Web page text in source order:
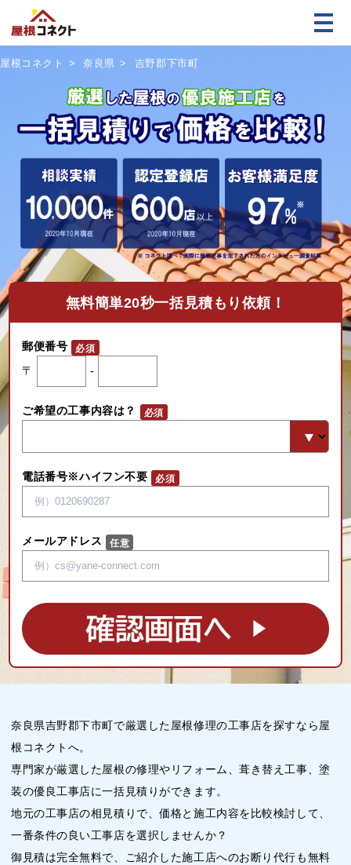
屋根コネクト 奈良県 吉野郡下市町
無料簡単20秒一括見積もり依頼！
郵便番号
〒
-
ご希望の工事内容は？
電話番号※ハイフン不要
メールアドレス
奈良県吉野郡下市町で厳選した屋根修理の工事店を探すなら屋
根コネクトへ。
専門家が厳選した屋根の修理やリフォーム、葺き替え工事、塗
装の優良工事店に一括見積りができます。
地元の工事店の相見積りで、価格と施工内容を比較検討して、
一番条件の良い工事店を選択しませんか？
御見積は完全無料で、ご紹介した施工店へのお断り代行も無料